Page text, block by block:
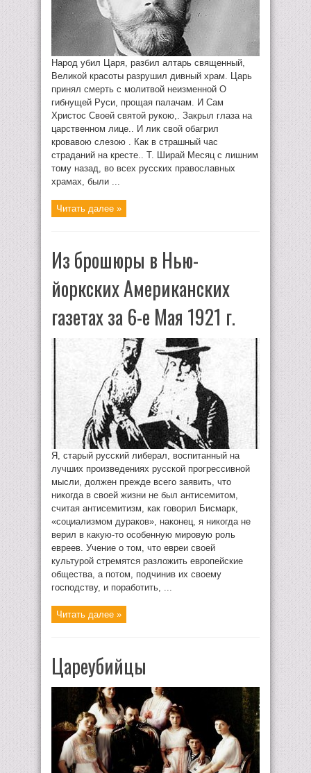
Народ убил Царя, разбил алтарь священный,
Великой красоты разрушил дивный храм. Царь
принял смерть с молитвой неизменной О
гибнущей Руси, прощая палачам. И Сам
Христос Своей святой рукою,. Закрыл глаза на
царственном лице.. И лик свой обагрил
кровавою слезою . Как в страшный час
страданий на кресте.. Т. Ширай Месяц с лишним
тому назад, во всех русских православных
храмах, были ...
Читать далее »
Из брошюры в Нью-
йоркских Американских
газетах за 6-е Мая 1921 г.
Я, старый русский либерал, воспитанный на
лучших произведениях русской прогрессивной
мысли, должен прежде всего заявить, что
никогда в своей жизни не был антисемитом,
считая антисемитизм, как говорил Бисмарк,
«социализмом дураков», наконец, я никогда не
верил в какую-то особенную мировую роль
евреев. Учение о том, что евреи своей
культурой стремятся разложить европейские
общества, а потом, подчинив их своему
господству, и поработить, ...
Читать далее »
Цареубийцы